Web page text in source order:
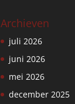
Archieven
juli 2026
juni 2026
mei 2026
december 2025